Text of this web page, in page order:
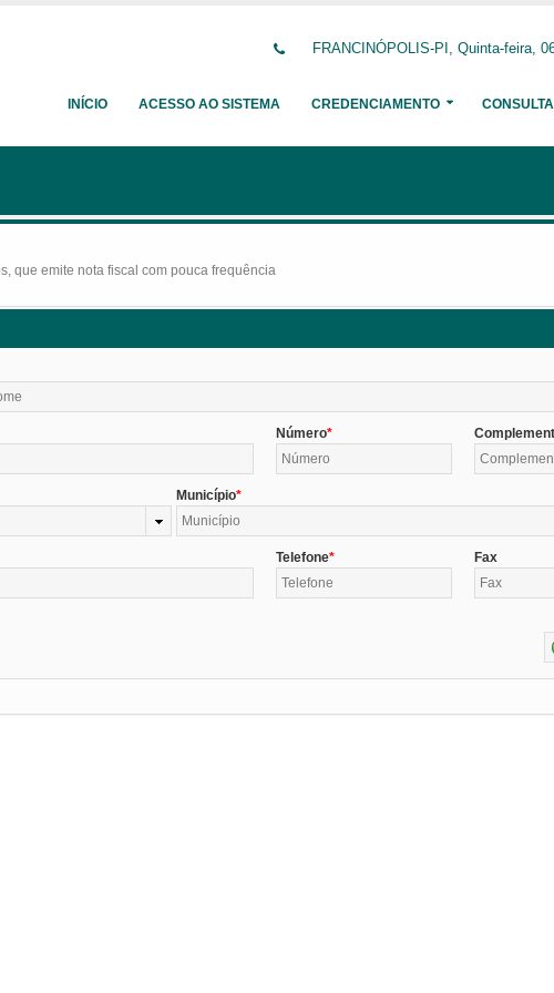
FRANCINÓPOLIS-PI, Quinta-feira,
INÍCIO ACESSO AO SISTEMA CREDENCIAMENTO
que emite nota fiscal com pouca frequência
Número
Município
Telefone Fax